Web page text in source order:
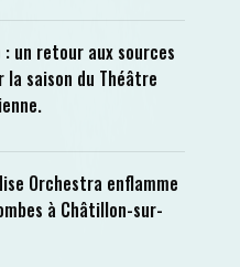
un retour aux sources
saison du Théâtre
Orchestra enflamme
à Châtillon-sur-